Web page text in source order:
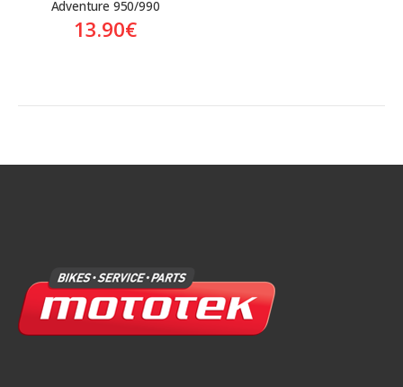
Adventure 950/990
13.90€